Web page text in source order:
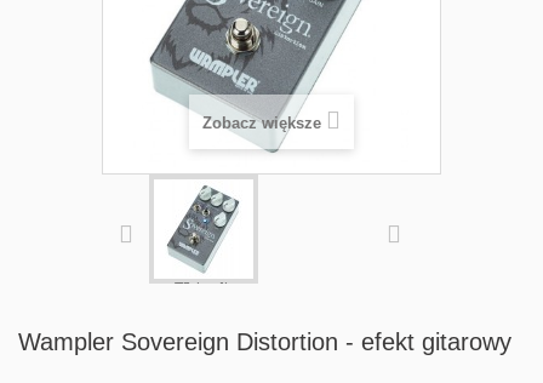
Zobacz większe
Wampler Sovereign Distortion - efekt gitarowy